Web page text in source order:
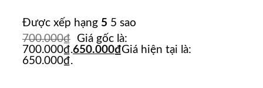
Được xếp hạng 5 5 sao
700.000₫
Giá gốc là:
700.000₫.650.000₫Giá hiện tại là:
650.000₫.